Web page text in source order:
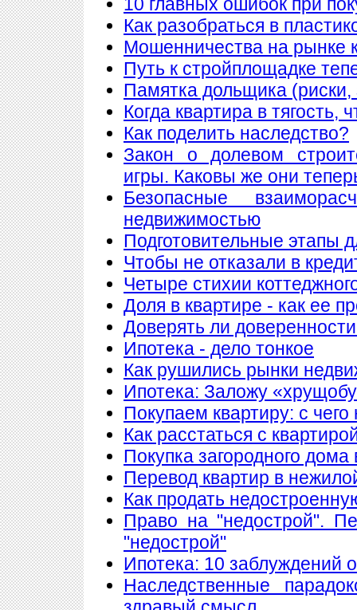
Как разобраться в
Мошенничества на рынке
Путь к стройплощадке
Памятка дольщика (риски,
Когда квартира в тягость,
Как поделить наследство?
Закон о долевом
игры. Каковы же они
Безопасные
недвижимостью
Подготовительные этапы
Чтобы не отказали в
Четыре стихии
Доля в квартире - как ее
Доверять ли
Ипотека - дело тонкое
Как рушились рынки
Ипотека: Заложу
Покупаем квартиру: с чего
Как расстаться с
Покупка загородного дома
Перевод квартир в
Как продать
Право на "недострой".
"недострой"
Ипотека: 10 заблуждений
Наследственные